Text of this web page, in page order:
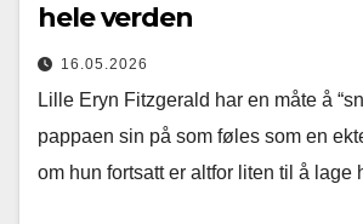
hele verden
16.05.2026
Lille Eryn Fitzgerald har en måte å
pappaen sin på som føles som en
om hun fortsatt er altfor liten til å